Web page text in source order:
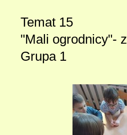
Temat 15
"Mali ogrodnicy"-
Grupa 1